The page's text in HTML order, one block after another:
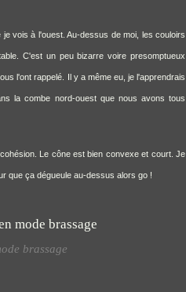
vois à l'ouest. Au-dessus de moi, les couloirs
C'est un peu bizarre voire presomptueux
l'ont rappelé. Il y a même eu, je l'apprendrais
la combe nord-ouest que nous avons tous
Le cône est bien convexe et court. Je
que ça dégueule au-dessus alors go !
brassage